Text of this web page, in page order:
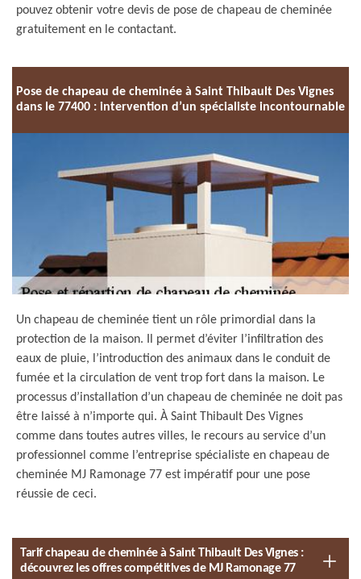
pouvez obtenir votre devis de pose de chapeau de cheminée
gratuitement en le contactant.
Pose de chapeau de cheminée à Saint Thibault Des Vignes
dans le 77400 : intervention d’un spécialiste incontournable
Un chapeau de cheminée tient un rôle primordial dans la
protection de la maison. Il permet d’éviter l’infiltration des
eaux de pluie, l’introduction des animaux dans le conduit de
fumée et la circulation de vent trop fort dans la maison. Le
processus d’installation d’un chapeau de cheminée ne doit pas
être laissé à n’importe qui. À Saint Thibault Des Vignes
comme dans toutes autres villes, le recours au service d’un
professionnel comme l’entreprise spécialiste en chapeau de
cheminée MJ Ramonage 77 est impératif pour une pose
réussie de ceci.
Tarif chapeau de cheminée à Saint Thibault Des Vignes :
découvrez les offres compétitives de MJ Ramonage 77